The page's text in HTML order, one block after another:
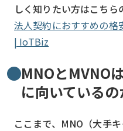
しく知りたい方はこちら
法人契約におすすめの格
| IoTBiz
MNOとMVNO
に向いているの
ここまで、MNO（大手